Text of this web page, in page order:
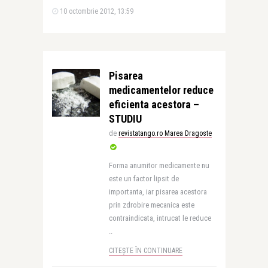
10 octombrie 2012, 13:59
Pisarea
medicamentelor reduce
eficienta acestora –
STUDIU
de revistatango.ro Marea Dragoste
Forma anumitor medicamente nu
este un factor lipsit de
importanta, iar pisarea acestora
prin zdrobire mecanica este
contraindicata, intrucat le reduce
..
CITEȘTE ÎN CONTINUARE